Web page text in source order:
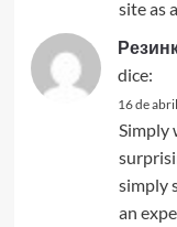
site as
dice:
16 de
Simply
simply
an